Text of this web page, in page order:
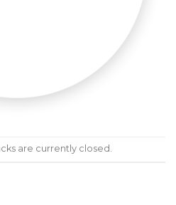
are currently closed.